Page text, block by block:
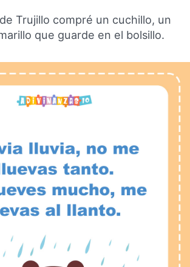
Trujillo compré un cuchillo, un
que guarde en el bolsillo.